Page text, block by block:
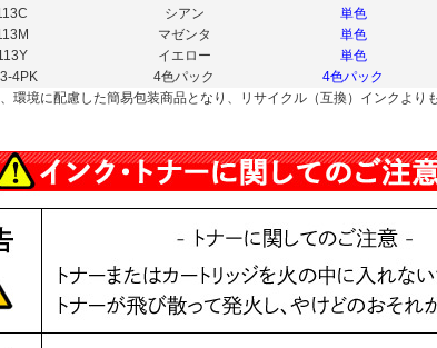
シアン 単色
マゼンタ 単色
イエロー 単色
4PK
4色パック 4色パック
環境に配慮した簡易包装商品となり、リサイクル（互換）インクより